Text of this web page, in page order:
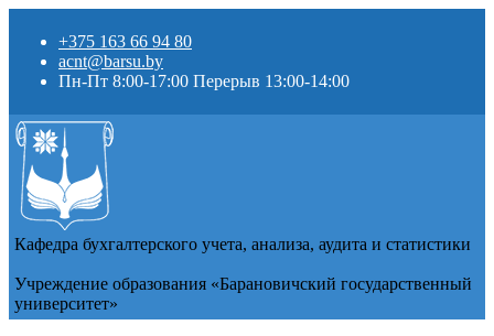
+375 163 66 94 80
acnt@barsu.by
Пн-Пт 8:00-17:00 Перерыв 13:00-14:00
Кафедра бухгалтерского учета, анализа, аудита и статистики
Учреждение образования «Барановичский государственный
университет»